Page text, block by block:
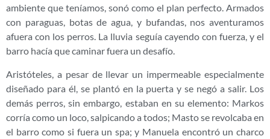
ambiente que teníamos, sonó como el plan perfecto. Armados
con paraguas, botas de agua, y bufandas, nos aventuramos
afuera con los perros. La lluvia seguía cayendo con fuerza, y el
barro hacía que caminar fuera un desafío.
Aristóteles, a pesar de llevar un impermeable especialmente
diseñado para él, se plantó en la puerta y se negó a salir. Los
demás perros, sin embargo, estaban en su elemento: Markos
corría como un loco, salpicando a todos; Masto se revolcaba en
el barro como si fuera un spa; y Manuela encontró un charco